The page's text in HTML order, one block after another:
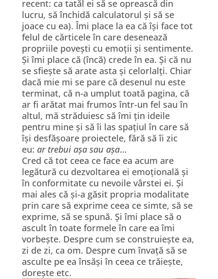
recent: ca tatăl ei să se oprească din
lucru, să închidă calculatorul și să se
joace cu ea). Îmi place la ea că își face tot
felul de cărticele în care desenează
propriile povești cu emoții și sentimente.
Și îmi place că (încă) crede în ea. Și că nu
se sfiește să arate asta și celorlalți. Chiar
dacă mie mi se pare că desenul nu este
terminat, că n-a umplut toată pagina, că
ar fi arătat mai frumos într-un fel sau în
altul, mă străduiesc să îmi țin ideile
pentru mine și să îi las spațiul în care să
își desfășoare proiectele, fără să îi zic
eu: ar trebui așa sau așa…
Cred că tot ceea ce face ea acum are
legătură cu dezvoltarea ei emoțională și
în conformitate cu nevoile vârstei ei. Și
mai ales că și-a găsit propria modalitate
prin care să exprime ceea ce simte, să se
exprime, să se spună. Și îmi place să o
ascult în toate formele în care ea îmi
vorbește. Despre cum se construiește ea,
zi de zi, ca om. Despre cum învață să se
asculte pe ea însăși în ceea ce trăiește,
dorește etc.